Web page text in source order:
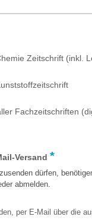
Zeitschrift (inkl.
Fachzeitschriften
Versand *
dürfen,
abmelden.
per E-Mail über die